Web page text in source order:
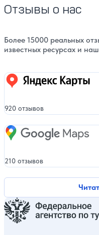
Отзывы о нас
Более 15000 реальных
известных ресурсах и
Яндекс карты
920 отзывов
Google Maps
210 отзывов